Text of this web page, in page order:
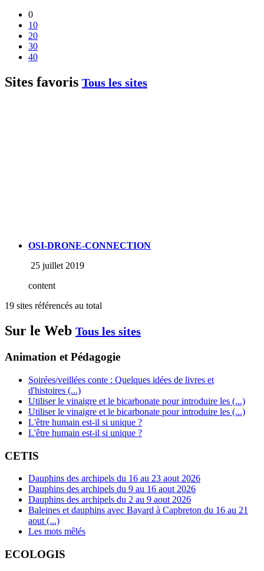
0
10
20
30
40
Sites favoris Tous les sites
OSI-DRONE-CONNECTION
25 juillet 2019
content
19 sites référencés au total
Sur le Web Tous les sites
Animation et Pédagogie
Soirées/veillées conte : Quelques idées de livres et
d'histoires (...)
Utiliser le vinaigre et le bicarbonate pour introduire les (...)
Utiliser le vinaigre et le bicarbonate pour introduire les (...)
L'être humain est-il si unique ?
L'être humain est-il si unique ?
CETIS
Dauphins des archipels du 16 au 23 aout 2026
Dauphins des archipels du 9 au 16 aout 2026
Dauphins des archipels du 2 au 9 aout 2026
Baleines et dauphins avec Bayard à Capbreton du 16 au 21
aout (...)
Les mots mêlés
ECOLOGIS